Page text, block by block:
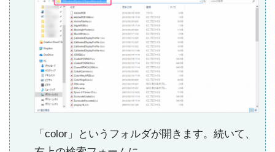
「color」というフォルダが開きます。続いて、